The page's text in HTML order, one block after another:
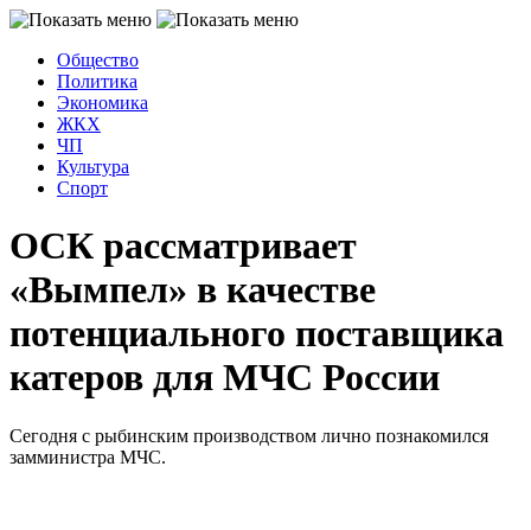
Общество
Политика
Экономика
ЖКХ
ЧП
Культура
Спорт
ОСК рассматривает
«Вымпел» в качестве
потенциального поставщика
катеров для МЧС России
Сегодня с рыбинским производством лично познакомился
замминистра МЧС.